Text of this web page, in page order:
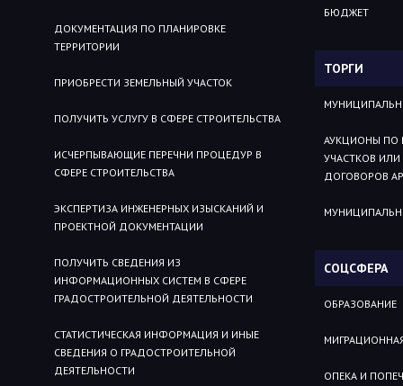
ДОКУМЕНТАЦИЯ ПО ПЛАНИРОВКЕ
ТЕРРИТОРИИ
ПРИОБРЕСТИ ЗЕМЕЛЬНЫЙ УЧАСТОК
ПОЛУЧИТЬ УСЛУГУ В СФЕРЕ СТРОИТЕЛЬСТВА
ИСЧЕРПЫВАЮЩИЕ ПЕРЕЧНИ ПРОЦЕДУР В
СФЕРЕ СТРОИТЕЛЬСТВА
ЭКСПЕРТИЗА ИНЖЕНЕРНЫХ ИЗЫСКАНИЙ И
ПРОЕКТНОЙ ДОКУМЕНТАЦИИ
ПОЛУЧИТЬ СВЕДЕНИЯ ИЗ
ИНФОРМАЦИОННЫХ СИСТЕМ В СФЕРЕ
ГРАДОСТРОИТЕЛЬНОЙ ДЕЯТЕЛЬНОСТИ
СТАТИСТИЧЕСКАЯ ИНФОРМАЦИЯ И ИНЫЕ
СВЕДЕНИЯ О ГРАДОСТРОИТЕЛЬНОЙ
ДЕЯТЕЛЬНОСТИ
БЮДЖЕТ
ТОРГИ
АУКЦИОНЫ ПО
УЧАСТКОВ
ДОГОВОРОВ
СОЦСФЕРА
ОБРАЗОВАНИЕ
ОПЕКА И